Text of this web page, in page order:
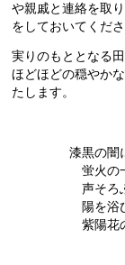
や親戚と連絡を取
をしておいてくださ
実りのもととなる
ほどほどの穏やか
たします。
漆黒の闇に絵
蛍火の一つ
声そろふ蛙
陽を浴びて
紫陽花の雨